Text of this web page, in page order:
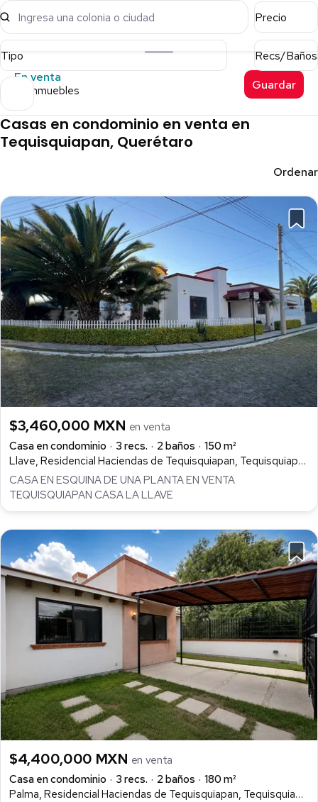
Ingresa una colonia o ciudad Precio
Tipo
Recs/Baños
En venta
48 inmuebles Guardar
Casas en condominio en venta en
Tequisquiapan, Querétaro
Ordenar
$3,460,000 MXN en venta
Casa en condominio
3 recs. 2 baños
150 m²
Llave, Residencial Haciendas de Tequisquiapan, Tequisquiapan
CASA EN ESQUINA DE UNA PLANTA EN VENTA
TEQUISQUIAPAN CASA LA LLAVE
$4,400,000 MXN en venta
Casa en condominio
3 recs. 2 baños
180 m²
Palma, Residencial Haciendas de Tequisquiapan, Tequisquiapan